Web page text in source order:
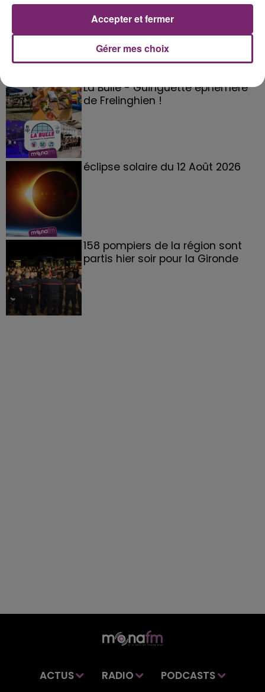
La Bulle - Guinguette éphémère
de Frelinghien !
éclipse solaire du 12 Août 2026
158 pompiers de la région sont
partis hier soir pour la Gironde
ACTUS RADIO PODCASTS
Gérer mes choix
Accepter et fermer